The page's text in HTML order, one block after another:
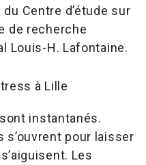
Centre d’étude sur
de recherche
Louis-H. Lafontaine.
instantanés.
s’ouvrent pour laisser
Les